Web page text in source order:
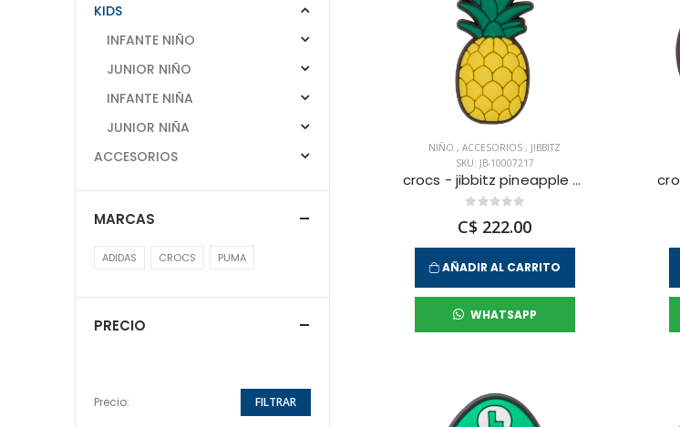
NIÑO,ACCESORIOS, JIBBITZ
SKU: JB-10007217
crocs - jibbitz pineapple unisex
C$ 222.00
AÑADIR AL CARRITO
WHATSAPP
KIDS
INFANTE NIÑO
JUNIOR NIÑO
INFANTE NIÑA
JUNIOR NIÑA
ACCESORIOS
MARCAS
ADIDAS CROCS PUMA
PRECIO
Precio: FILTRAR